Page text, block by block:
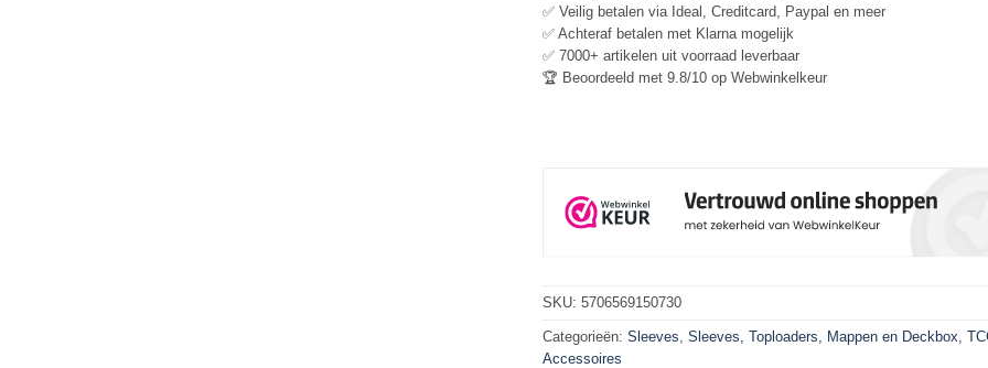
✅ Veilig betalen via Ideal, Creditcard, Paypal en meer
✅ Achteraf betalen met Klarna mogelijk
✅ 7000+ artikelen uit voorraad leverbaar
🏆 Beoordeeld met 9.8/10 op Webwinkelkeur
SKU: 5706569150730
Categorieën: Sleeves Sleeves, Toploaders, Mappen en Deckbox
Accessoires